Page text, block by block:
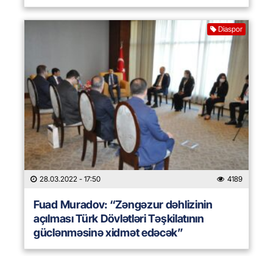
Diaspor
28.03.2022 - 17:50 4189
Fuad Muradov: “Zəngəzur dəhlizinin
açılması Türk Dövlətləri Təşkilatının
güclənməsinə xidmət edəcək”